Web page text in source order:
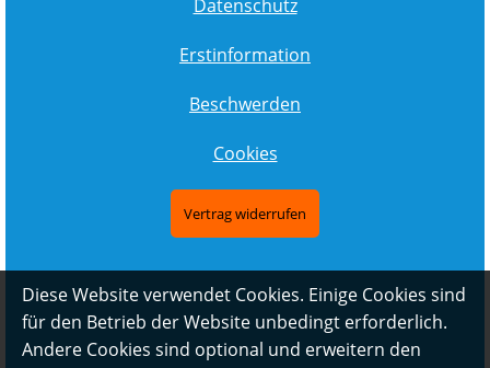
Datenschutz
Erstinformation
Beschwerden
Cookies
Vertrag widerrufen
Diese Website verwendet Cookies. Einige Cookies sind
für den Betrieb der Website unbedingt erforderlich.
Andere Cookies sind optional und erweitern den